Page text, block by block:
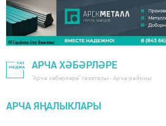
АРЧА ХӘБӘРЛӘРЕ
"Арча хәбәрләре" газетасы - Арча районы
АРЧА ЯҢАЛЫКЛАРЫ